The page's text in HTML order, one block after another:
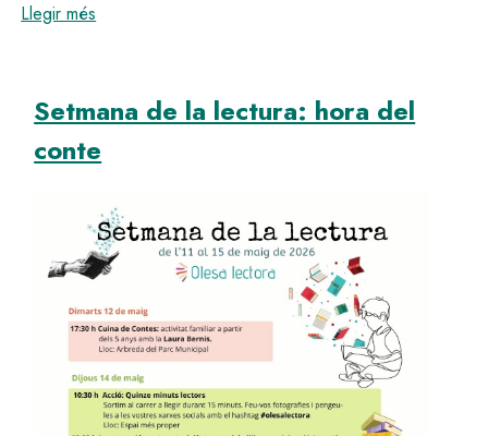
Llegir més
Setmana de la lectura: hora del
conte